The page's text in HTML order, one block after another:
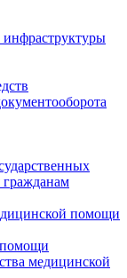
гражданам
помощи
медицинской